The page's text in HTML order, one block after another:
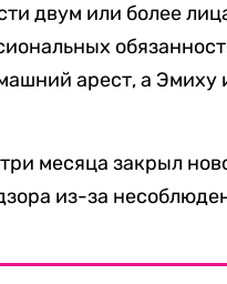
двум или более
арест, а Эмиху
месяца закрыл
из-за